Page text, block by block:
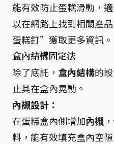
能有效防止蛋糕滑動，
以在網路上找到相關產
蛋糕釘”獲取更多資訊。
盒內結構固定法
除了底託， 盒內結構的
止其在盒內晃動。
內襯設計：
在蛋糕盒內側增加內襯
料，能有效填充盒內空